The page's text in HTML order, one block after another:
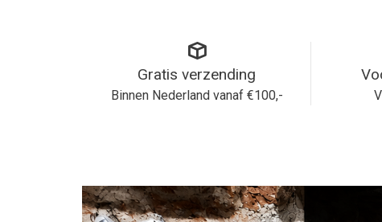
Gratis verzending
Binnen Nederland vanaf €100,-